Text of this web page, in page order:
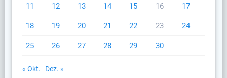
11 12 13 14 15 16 17
18 19 20 21 22 23 24
25 26 27 28 29 30
« Okt. Dez. »